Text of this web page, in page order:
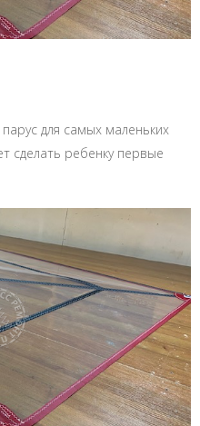
для самых маленьких
сделать ребенку первые